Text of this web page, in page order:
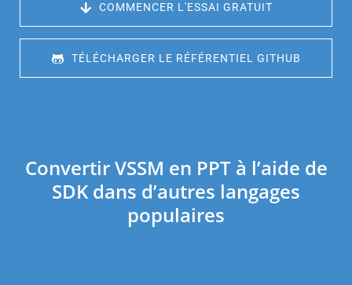
COMMENCER L'ESSAI GRATUIT
TÉLÉCHARGER LE RÉFÉRENTIEL GITHUB
Convertir VSSM en PPT à l’aide de
SDK dans d’autres langages
populaires